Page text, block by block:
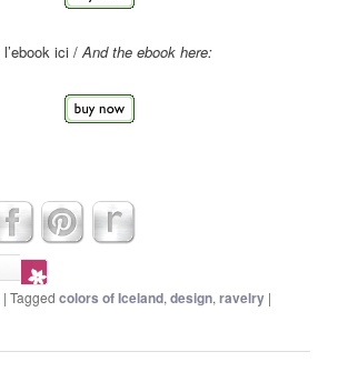
l’ebook ici / And the ebook here:
|Tagged colors of Iceland,design,ravelry |